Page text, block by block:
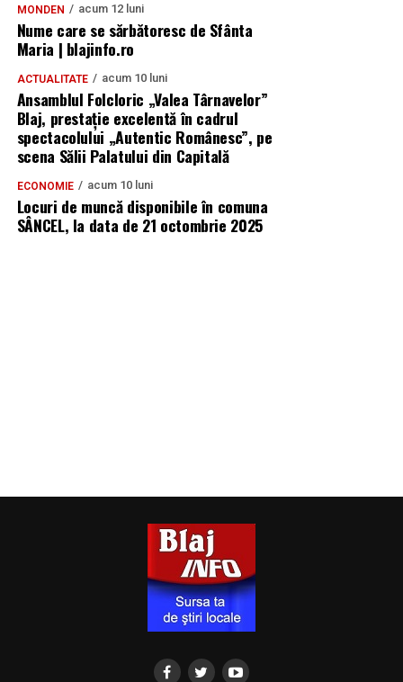
MONDEN acum 12 luni
Nume care se sărbătoresc de Sfânta
Maria | blajinfo.ro
ACTUALITATE acum 10 luni
Ansamblul Folcloric „Valea Târnavelor”
Blaj, prestație excelentă în cadrul
spectacolului „Autentic Românesc”, pe
scena Sălii Palatului din Capitală
ECONOMIE acum 10 luni
Locuri de muncă disponibile în comuna
SÂNCEL, la data de 21 octombrie 2025